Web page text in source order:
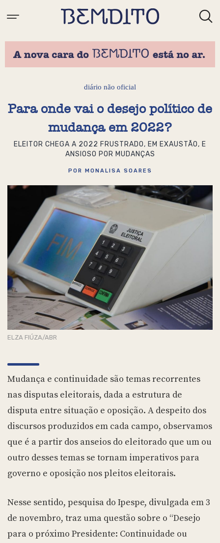
diário não oficial
Para onde vai o desejo político de
mudança em 2022?
ELEITOR CHEGA A 2022 FRUSTRADO, EM EXAUSTÃO, E
ANSIOSO POR MUDANÇAS
POR MONALISA SOARES
ELZA FIÚZA/ABR
Mudança e continuidade são temas recorrentes
nas disputas eleitorais, dada a estrutura de
disputa entre situação e oposição. A despeito dos
discursos produzidos em cada campo, observamos
que é a partir dos anseios do eleitorado que um ou
outro desses temas se tornam imperativos para
governo e oposição nos pleitos eleitorais.
Nesse sentido, pesquisa do Ipespe, divulgada em 3
de novembro, traz uma questão sobre o “Desejo
para o próximo Presidente: Continuidade ou